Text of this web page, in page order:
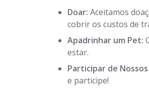
Doar: Aceitamos
cobrir os custos de
Apadrinhar um Pet:
estar.
Participar de
e participe!